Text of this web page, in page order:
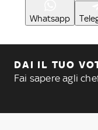
Whatsapp
DAI IL TUO
Fai sapere agli